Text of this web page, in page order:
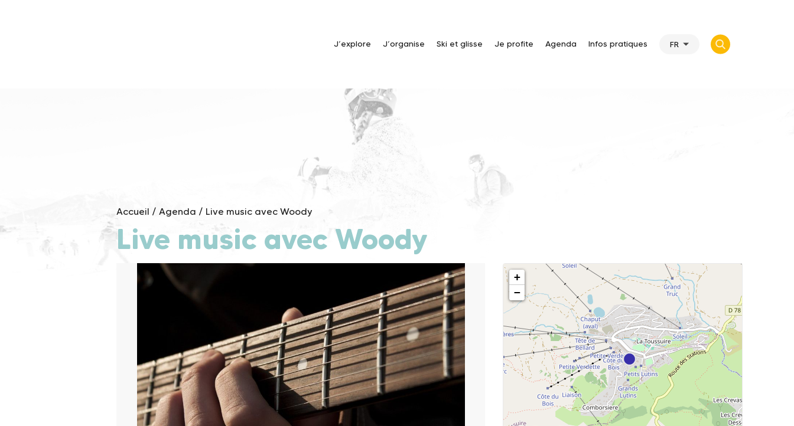
J’explore J’organise Ski et glisse Je profite Agenda Infos pratiques FR
Accueil / Agenda / Live music avec Woody
Live music avec Woody
+
−